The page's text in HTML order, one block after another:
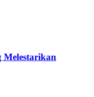
Melestarikan